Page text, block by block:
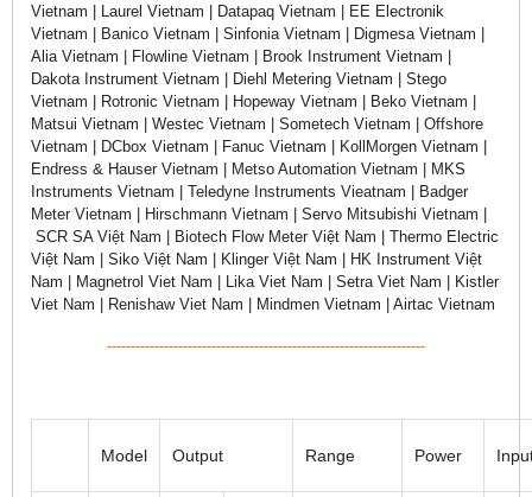
Vietnam | Laurel Vietnam | Datapaq Vietnam | EE Electronik
Vietnam | Banico Vietnam | Sinfonia Vietnam | Digmesa Vietnam |
Alia Vietnam | Flowline Vietnam | Brook Instrument Vietnam |
Dakota Instrument Vietnam | Diehl Metering Vietnam | Stego
Vietnam | Rotronic Vietnam | Hopeway Vietnam | Beko Vietnam |
Matsui Vietnam | Westec Vietnam | Sometech Vietnam | Offshore
Vietnam | DCbox Vietnam | Fanuc Vietnam | KollMorgen Vietnam |
Endress & Hauser Vietnam | Metso Automation Vietnam | MKS
Instruments Vietnam | Teledyne Instruments Vieatnam | Badger
Meter Vietnam | Hirschmann Vietnam | Servo Mitsubishi Vietnam |
SCR SA Việt Nam | Biotech Flow Meter Việt Nam | Thermo Electric
Việt Nam | Siko Việt Nam | Klinger Việt Nam | HK Instrument Việt
Nam | Magnetrol Viet Nam | Lika Viet Nam | Setra Viet Nam | Kistler
Viet Nam | Renishaw Viet Nam | Mindmen Vietnam | Airtac Vietnam
-------------------------------------------------------------------
Model Output Range Power